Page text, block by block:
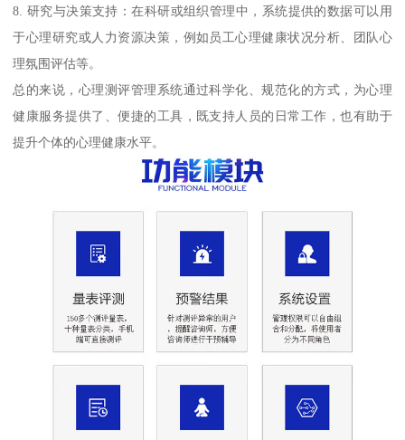
8. 研究与决策支持：在科研或组织管理中，系统提供的数据可以用
于心理研究或人力资源决策，例如员工心理健康状况分析、团队心
理氛围评估等。
总的来说，心理测评管理系统通过科学化、规范化的方式，为心理
健康服务提供了、便捷的工具，既支持人员的日常工作，也有助于
提升个体的心理健康水平。